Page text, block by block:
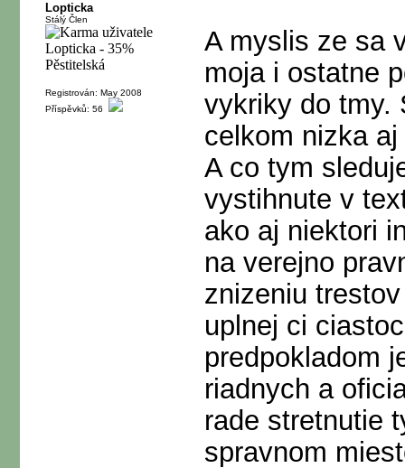
Lopticka
Stálý Člen
Registrován: May 2008
Příspěvků: 56
A myslis ze sa
moja i ostatne
vykriky do tmy.
celkom nizka
A co tym
vystihnute v
ako aj niektori
na verejno
znizeniu
uplnej ci
predpokladom
riadnych a
rade stretnutie
spravnom